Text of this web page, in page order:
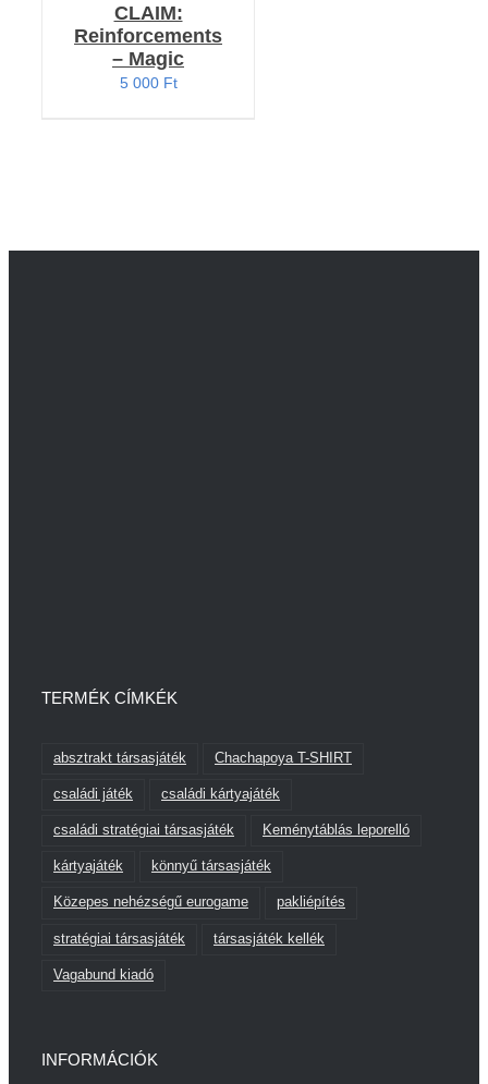
CLAIM:
Reinforcements
– Magic
5 000 Ft
TERMÉK CÍMKÉK
absztrakt társasjáték Chachapoya T-SHIRT
családi játék családi kártyajáték
családi stratégiai társasjáték Keménytáblás leporelló
kártyajáték könnyű társasjáték
Közepes nehézségű eurogame pakliépítés
stratégiai társasjáték társasjáték kellék
Vagabund kiadó
INFORMÁCIÓK